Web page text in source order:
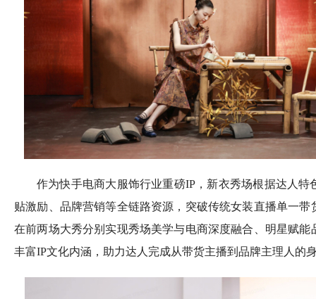
作为快手电商大服饰行业重磅IP，新衣秀场根据达人
贴激励、品牌营销等全链路资源，突破传统女装直播单一
在前两场大秀分别实现秀场美学与电商深度融合、明星赋
丰富IP文化内涵，助力达人完成从带货主播到品牌主理人的